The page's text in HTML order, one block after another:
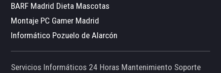
BARF Madrid Dieta Mascotas
Montaje PC Gamer Madrid
Informático Pozuelo de Alarcón
Servicios Informáticos 24 Horas Mantenimiento Soporte